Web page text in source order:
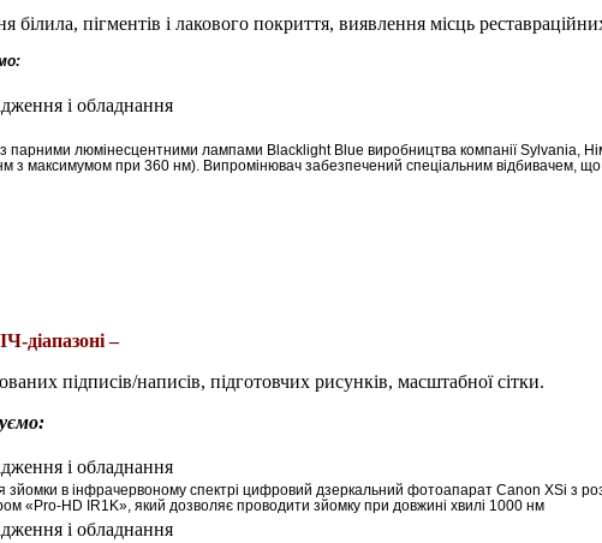
білила, пігментів і лакового покриття, виявлення місць
парними люмінесцентними лампами Blacklight Blue виробництва компанії Sylvania,
з максимумом при 360 нм). Випромінювач забезпечений спеціальним відбивачем, що
ІЧ-діапазоні–
підписів/написів, підготовчих рисунків, масштабної сітки.
зйомки в інфрачервоному спектрі цифровий дзеркальний фотоапарат Canon XSi з
«Pro-HD IR1K» , який дозволяє проводити зйомку при довжині хвилі 1000 нм